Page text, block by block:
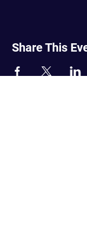
Share This